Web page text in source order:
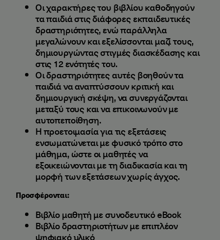
Οι χαρακτήρες του βιβλίου καθοδηγούν
τα παιδιά στις διάφορες εκπαιδευτικές
δραστηριότητες, ενώ παράλληλα
μεγαλώνουν και εξελίσσονται μαζί τους,
δημιουργώντας στιγμές διασκέδασης και
στις 12 ενότητές του.
Οι δραστηριότητες αυτές βοηθούν τα
παιδιά να αναπτύσσουν κριτική και
δημιουργική σκέψη, να συνεργάζονται
μεταξύ τους και να επικοινωνούν με
αυτοπεποίθηση.
Η προετοιμασία για τις εξετάσεις
ενσωματώνεται με φυσικό τρόπο στο
μάθημα, ώστε οι μαθητές να
εξοικειώνονται με τη διαδικασία και τη
μορφή των εξετάσεων χωρίς άγχος.
Προσφέρονται:
Βιβλίο μαθητή με συνοδευτικό eBook
Bιβλίο δραστηριοτήτων με επιπλέον
ψηφιακό υλικό